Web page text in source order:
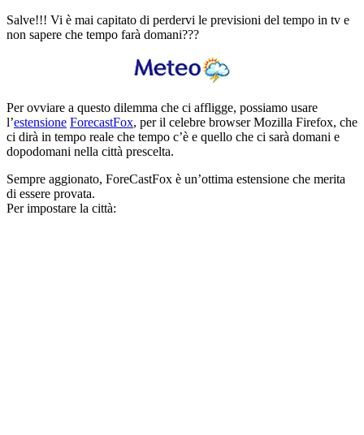
Salve!!! Vi è mai capitato di perdervi le previsioni del tempo in tv e
non sapere che tempo farà domani???
Per ovviare a questo dilemma che ci affligge, possiamo usare
l’estensione ForecastFox, per il celebre browser Mozilla Firefox, che
ci dirà in tempo reale che tempo c’è e quello che ci sarà domani e
dopodomani nella città prescelta.
Sempre aggionato, ForeCastFox è un’ottima estensione che merita
di essere provata.
Per impostare la città: